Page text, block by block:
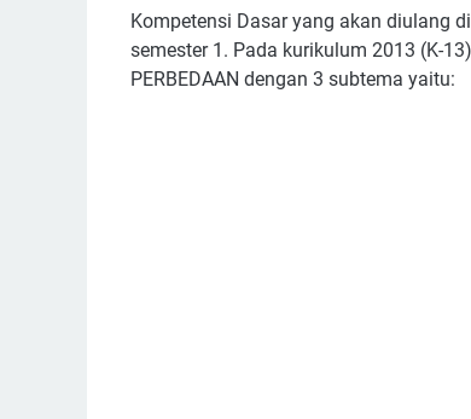
Kompetensi Dasar yang akan diulang
semester 1. Pada kurikulum 2013 (K-
PERBEDAAN dengan 3 subtema yaitu: